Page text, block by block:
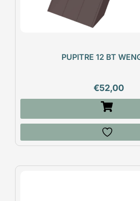
PUPITRE 12 BT
€52,00